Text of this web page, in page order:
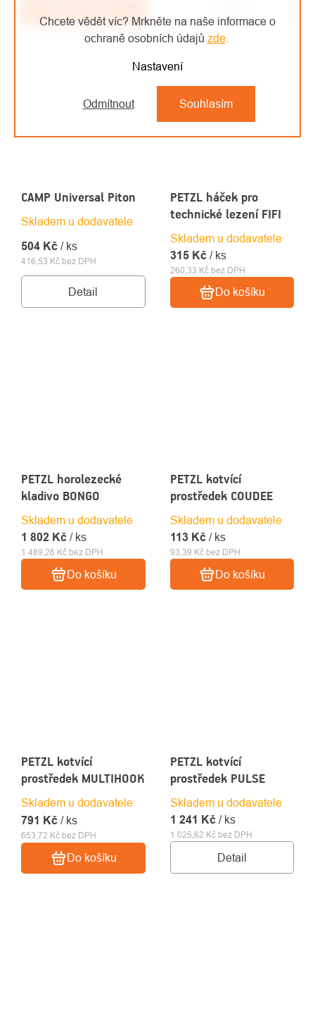
Chcete vědět víc? Mrkněte na naše informace o
ochraně osobních údajů zde.
Nastavení
Odmítnout Souhlasím
CAMP Universal Piton
Skladem u dodavatele
416,53 Kč bez DPH
504 Kč / ks
Detail
PETZL háček pro
technické lezení FIFI
Skladem u dodavatele
260,33 Kč bez DPH
315 Kč / ks
Do košíku
PETZL horolezecké
kladivo BONGO
Skladem u dodavatele
1 489,26 Kč bez DPH
1 802 Kč / ks
Do košíku
PETZL kotvící
prostředek COUDEE
Skladem u dodavatele
93,39 Kč bez DPH
113 Kč / ks
Do košíku
PETZL kotvící
prostředek MULTIHOOK
Skladem u dodavatele
653,72 Kč bez DPH
791 Kč / ks
Do košíku
PETZL kotvící
prostředek PULSE
Skladem u dodavatele
1 025,62 Kč bez DPH
1 241 Kč / ks
Detail